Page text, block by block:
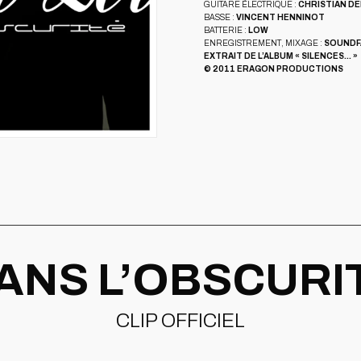
GUITARE ÉLECTRIQUE : CHRISTIAN
BASSE : VINCENT HENNINOT
BATTERIE : LOW
ENREGISTREMENT, MIXAGE :
EXTRAIT DE L’ALBUM « SILENCES… »
© 2011 ERAGON PRODUCTIONS
CLIP OFFICIEL